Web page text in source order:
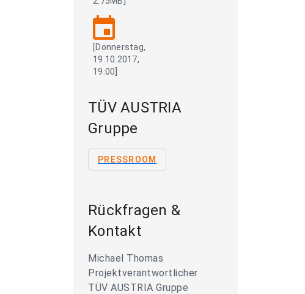
event
[Donnerstag,
19.10.2017,
19:00]
TÜV AUSTRIA
Gruppe
PRESSROOM
Rückfragen &
Kontakt
Michael Thomas
Projektverantwortlicher
TÜV AUSTRIA Gruppe